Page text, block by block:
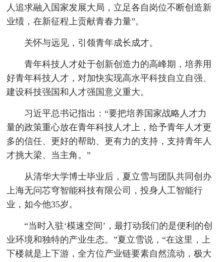
人追求融入国家发展大局，立足各自岗位不断创造新
业绩，在新征程上贡献青春力量”。
关怀与远见，引领青年成长成才。
青年科技人才处于创新创造力的高峰期，培养用
好青年科技人才，对加快实现高水平科技自立自强、
建设科技强国和人才强国意义重大。
习近平总书记指出：“要把培养国家战略人才力
量的政策重心放在青年科技人才上，给予青年人才更
多的信任、更好的帮助、更有力的支持，支持青年人
才挑大梁、当主角。”
从清华大学博士毕业后，夏立雪与团队共同创办
上海无问芯穹智能科技有限公司，投身人工智能行
业，如今他35岁。
“当时入驻‘模速空间’，最打动我们的是便利的创
业环境和独特的产业生态。”夏立雪说，“在这里，上
下楼就是上下游，全方位产业链要素自然流动，极大